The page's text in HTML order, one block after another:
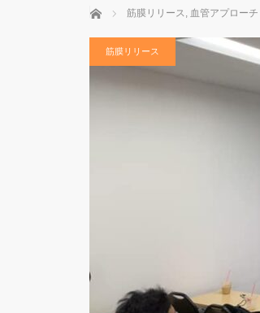
ホーム 筋膜リリース, 血管アプローチ
筋膜リリース